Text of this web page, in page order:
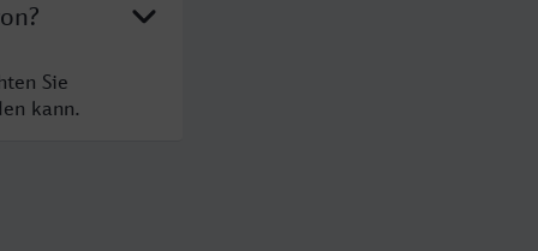
Sie
kann.